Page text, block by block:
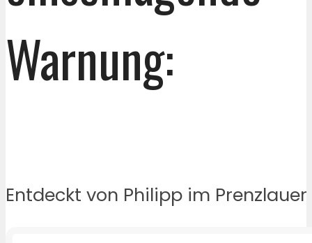
Warnung:
Entdeckt von Philipp im Prenzlauer